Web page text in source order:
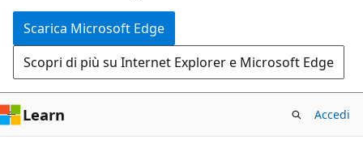
Scarica Microsoft Edge
Scopri di più su Internet Explorer e Microsoft Edge
Learn Accedi